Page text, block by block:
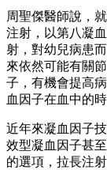
周聖傑醫師說，
注射，以第八凝
射，對幼兒病患
來依然可能有關
子，有機會提高
血因子在血中的
近年來凝血因子
效型凝血因子甚
的選項，拉長注